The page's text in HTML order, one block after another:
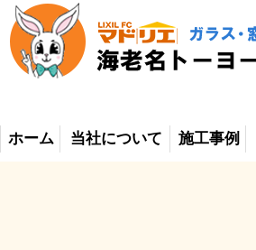
ホーム 当社について 施工事例